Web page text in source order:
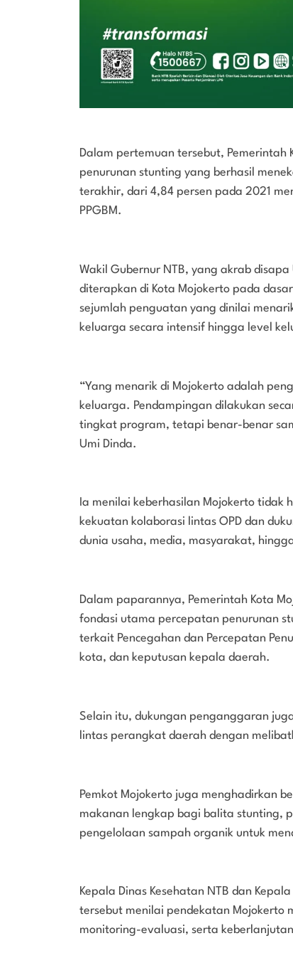
Dalam pertemuan tersebut,
penurunan stunting yang berhasil
terakhir, dari 4,84 persen pada 2021
PPGBM.
Wakil Gubernur NTB, yang akrab
diterapkan di Kota Mojokerto pada
sejumlah penguatan yang dinilai
keluarga secara intensif hingga level
“Yang menarik di Mojokerto adalah
keluarga. Pendampingan dilakukan
tingkat program, tetapi benar-benar
Umi Dinda.
Ia menilai keberhasilan Mojokerto tidak
kekuatan kolaborasi lintas OPD dan
dunia usaha, media, masyarakat,
Dalam paparannya, Pemerintah Kota
fondasi utama percepatan penurunan
terkait Pencegahan dan Percepatan
kota, dan keputusan kepala daerah.
Selain itu, dukungan penganggaran
lintas perangkat daerah dengan
Pemkot Mojokerto juga menghadirkan
makanan lengkap bagi balita stunting,
pengelolaan sampah organik untuk
Kepala Dinas Kesehatan NTB dan
tersebut menilai pendekatan Mojokerto
monitoring-evaluasi, serta